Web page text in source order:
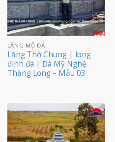
LĂNG MỘ ĐÁ
Lăng Thờ Chung | long
đình đá | Đá Mỹ Nghệ
Thăng Long – Mẫu 03